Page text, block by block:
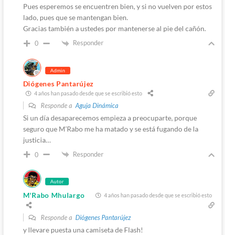
Pues esperemos se encuentren bien, y si no vuelven por estos
lado, pues que se mantengan bien.
Gracias también a ustedes por mantenerse al pie del cañón.
0 Responder
Admin
Diógenes Pantarújez
4 años han pasado desde que se escribió esto
Responde a Aguja Dinámica
Si un día desaparecemos empieza a preocuparte, porque
seguro que M’Rabo me ha matado y se está fugando de la
justicia…
0 Responder
Autor
M'Rabo Mhulargo 4 años han pasado desde que se escribió esto
Responde a Diógenes Pantarújez
y llevare puesta una camiseta de Flash!